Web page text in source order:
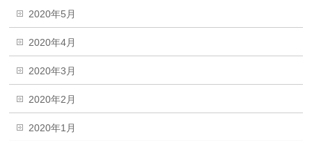
2020年5月
2020年4月
2020年3月
2020年2月
2020年1月